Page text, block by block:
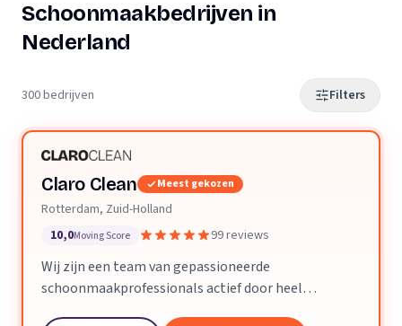
Schoonmaakbedrijven in
Nederland
300 bedrijven Filters
Claro Clean Meest gekozen
Rotterdam, Zuid-Holland
10,0Moving Score 99 reviews
Wij zijn een team van gepassioneerde
schoonmaakprofessionals actief door heel